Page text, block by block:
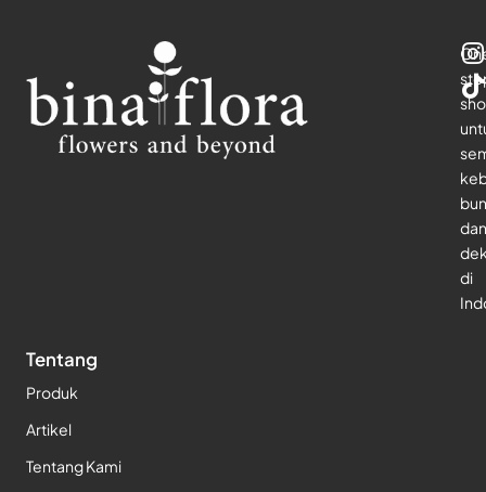
dan
di
Tentang
Produk
Artikel
Tentang Kami